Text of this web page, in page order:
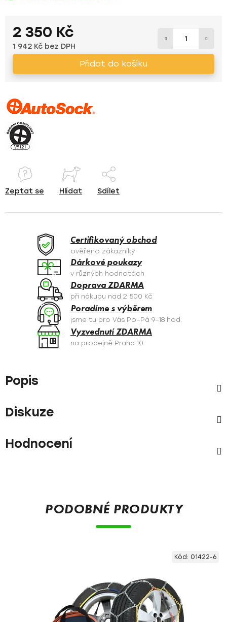
2 350 Kč
1 942 Kč bez DPH
Přidat do košíku
Zeptat se Hlídat Sdílet
Certifikovaný obchod
ověřeno zákazníky
Dárkové poukazy
v různých hodnotách
Doprava ZDARMA
při nákupu nad 2 500 Kč
Poradíme s výběrem
jsme tu pro Vás Po–Pá 9–18 hod.
Vyzvednutí ZDARMA
na prodejně Praha 10
Popis
Diskuze
Hodnocení
PODOBNÉ PRODUKTY
Kód: 01422-6